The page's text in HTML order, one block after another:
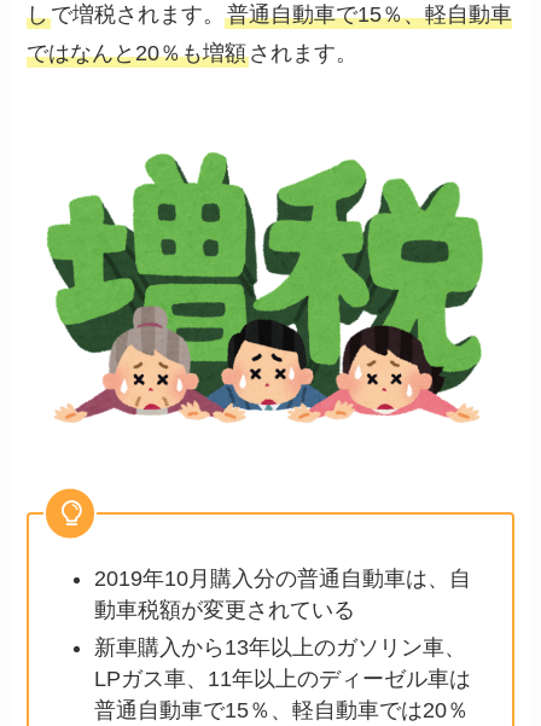
しで増税されます。普通自動車で15％、軽自動車
ではなんと20％も増額されます。
2019年10月購入分の普通自動車は、自
動車税額が変更されている
新車購入から13年以上のガソリン車、
LPガス車、11年以上のディーゼル車は
普通自動車で15％、軽自動車では20％